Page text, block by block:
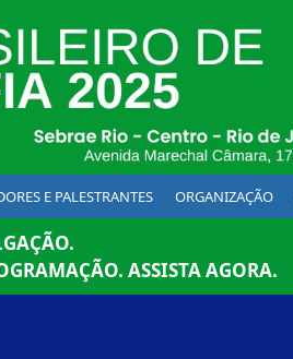
E PALESTRANTES ORGANIZAÇÃO
ASSISTA AGORA.